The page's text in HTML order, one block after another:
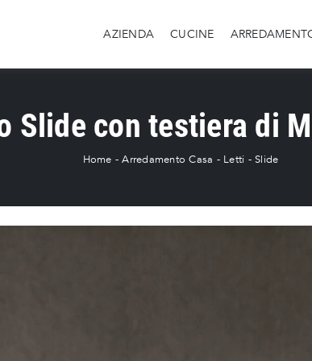
AZIENDA CUCINE
Slide con testiera di
Home -Arredamento Casa - Letti - Slide